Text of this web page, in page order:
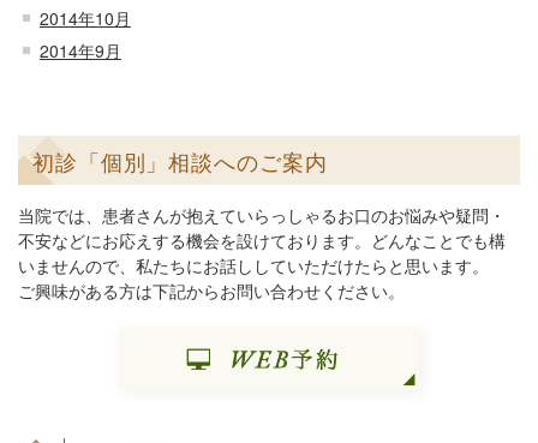
2014年10月
2014年9月
初診「個別」相談へのご案内
当院では、患者さんが抱えていらっしゃるお口のお悩みや疑問・
不安などにお応えする機会を設けております。どんなことでも構
いませんので、私たちにお話ししていただけたらと思います。
ご興味がある方は下記からお問い合わせください。